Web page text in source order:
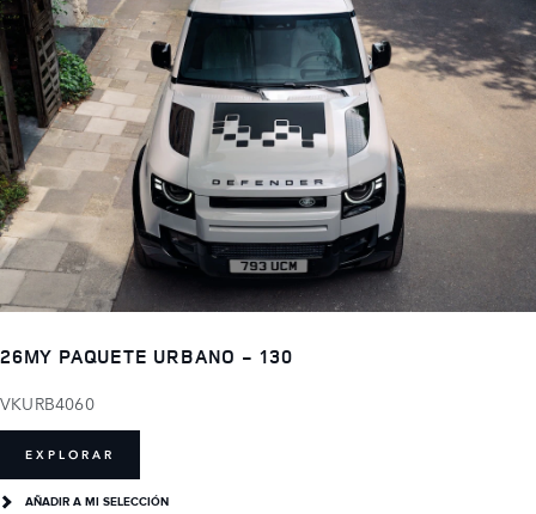
26MY PAQUETE URBANO - 130
VKURB4060
EXPLORAR
AÑADIR A MI SELECCIÓN